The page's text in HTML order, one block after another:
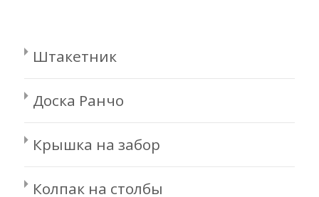
Штакетник
Доска Ранчо
Крышка на забор
Колпак на столбы